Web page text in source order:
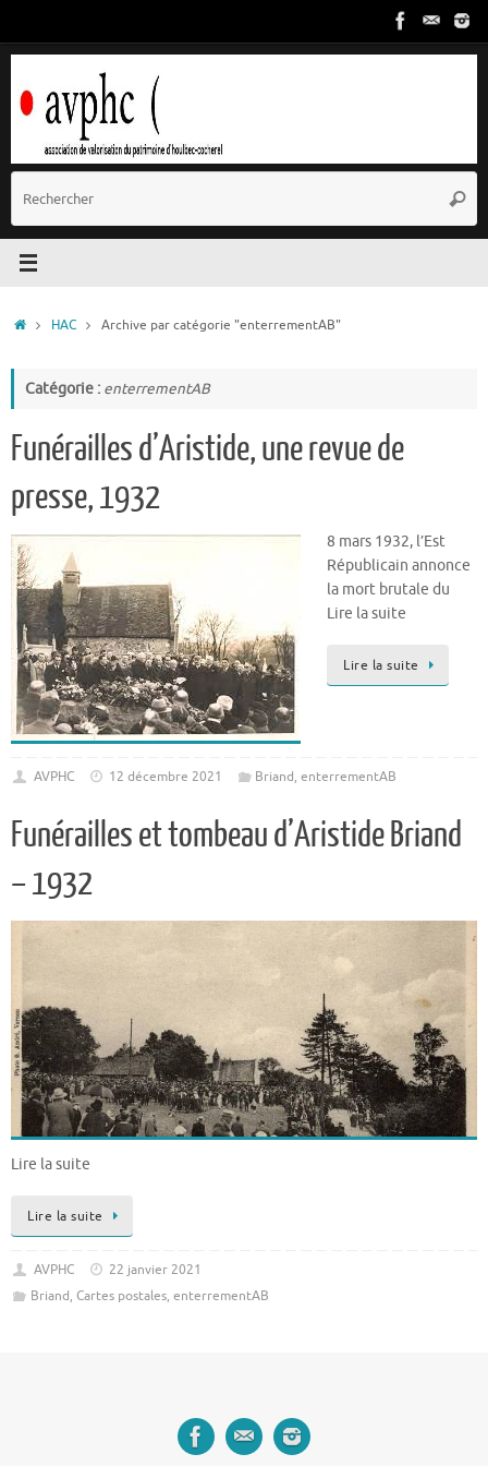
contenu
:
Accueil
HAC Archive par catégorie "enterrementAB"
Catégorie : enterrementAB
Funérailles d’Aristide, une revue de
presse, 1932
8 mars 1932, l’Est
Républicain annonce
la mort brutale du
Lire la suite
Lire la suite
AVPHC 12 décembre 2021 Briand, enterrementAB
Funérailles et tombeau d’Aristide Briand
– 1932
Lire la suite
Lire la suite
AVPHC
22 janvier 2021
Briand, Cartes postales, enterrementAB